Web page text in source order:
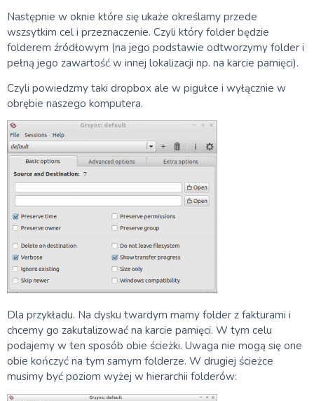
Następnie w oknie które się ukaże określamy przede
wszsytkim cel i przeznaczenie. Czyli który folder będzie
folderem źródłowym (na jego podstawie odtworzymy folder i
pełną jego zawartość w innej lokalizacji np. na karcie pamięci).
Czyli powiedzmy taki dropbox ale w pigułce i wyłącznie w
obrębie naszego komputera.
Dla przykładu. Na dysku twardym mamy folder z fakturami i
chcemy go zakutalizować na karcie pamięci. W tym celu
podajemy w ten sposób obie ścieżki. Uwaga nie mogą się one
obie kończyć na tym samym folderze. W drugiej ścieżce
musimy być poziom wyżej w hierarchii folderów: